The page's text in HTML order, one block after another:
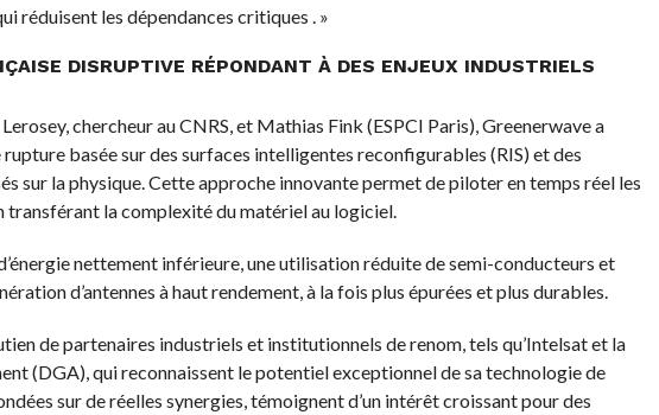
réduisent les dépendances critiques . »
DISRUPTIVE RÉPONDANT À DES ENJEUX INDUSTRIELS
chercheur au CNRS, et Mathias Fink (ESPCI Paris), Greenerwave a
basée sur des surfaces intelligentes reconfigurables (RIS) et des
sur la physique. Cette approche innovante permet de piloter en temps réel les
transférant la complexité du matériel au logiciel.
nettement inférieure, une utilisation réduite de semi-conducteurs et
d’antennes à haut rendement, à la fois plus épurées et plus durables.
de partenaires industriels et institutionnels de renom, tels qu’Intelsat et la
(DGA), qui reconnaissent le potentiel exceptionnel de sa technologie de
sur de réelles synergies, témoignent d’un intérêt croissant pour des